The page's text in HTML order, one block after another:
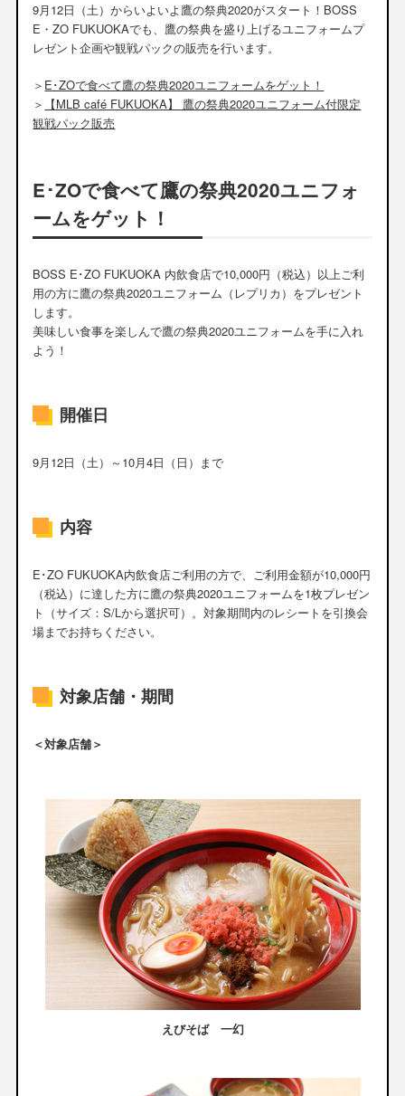
9月12日（土）からいよいよ鷹の祭典2020がスタート！BOSS
E・ZO FUKUOKAでも、鷹の祭典を盛り上げるユニフォームプ
レゼント企画や観戦パックの販売を行います。
＞ E･ZOで食べて鷹の祭典2020ユニフォームをゲット！
＞ 【MLB café FUKUOKA】 鷹の祭典2020ユニフォーム付限定
観戦パック販売
E･ZOで食べて鷹の祭典2020ユニフォ
ームをゲット！
BOSS E･ZO FUKUOKA 内飲食店で10,000円（税込）以上ご利
用の方に鷹の祭典2020ユニフォーム（レプリカ）をプレゼント
します。
美味しい食事を楽しんで鷹の祭典2020ユニフォームを手に入れ
よう！
開催日
9月12日（土）～10月4日（日）まで
内容
E･ZO FUKUOKA内飲食店ご利用の方で、ご利用金額が10,000円
（税込）に達した方に鷹の祭典2020ユニフォームを1枚プレゼン
ト（サイズ：S/Lから選択可）。対象期間内のレシートを引換会
場までお持ちください。
対象店舗・期間
＜対象店舗＞
えびそば 一幻